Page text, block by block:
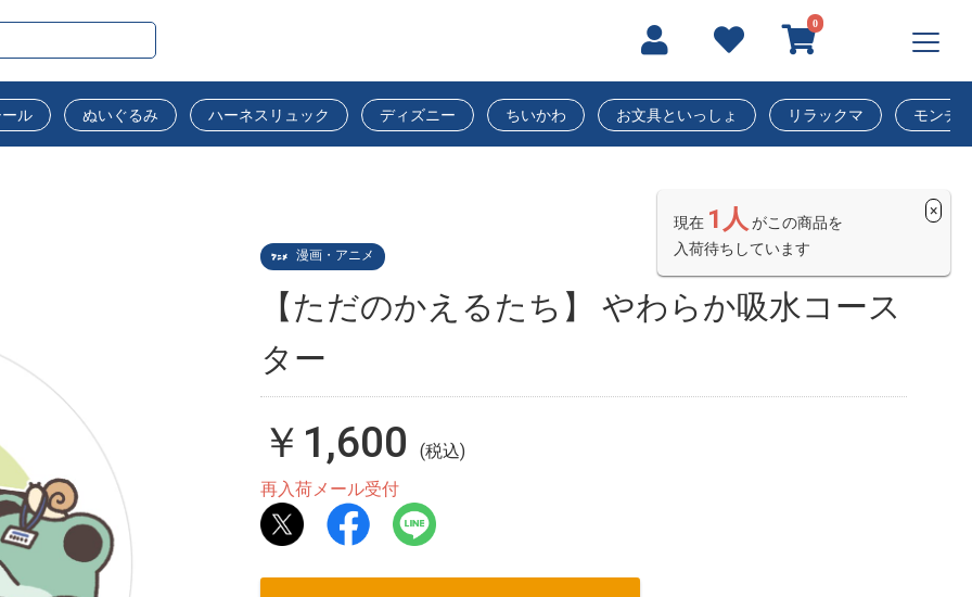
0
ル ぬいぐるみ ハーネスリュック ディズニー ちいかわ お文具といっしょ リラックマ モンチ
現在 1人 がこの商品を
入荷待ちしています
×
漫画・アニメ
【ただのかえるたち】 やわらか吸水コース
ター
￥1,600
(税込)
再入荷メール受付